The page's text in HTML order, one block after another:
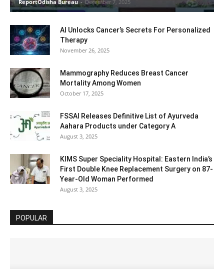
ReportOdisha Bureau - December 7, 2025
AI Unlocks Cancer’s Secrets For Personalized
Therapy
November 26, 2025
Mammography Reduces Breast Cancer
Mortality Among Women
October 17, 2025
FSSAI Releases Definitive List of Ayurveda
Aahara Products under Category A
August 3, 2025
KIMS Super Speciality Hospital: Eastern India’s
First Double Knee Replacement Surgery on 87-
Year-Old Woman Performed
August 3, 2025
POPULAR